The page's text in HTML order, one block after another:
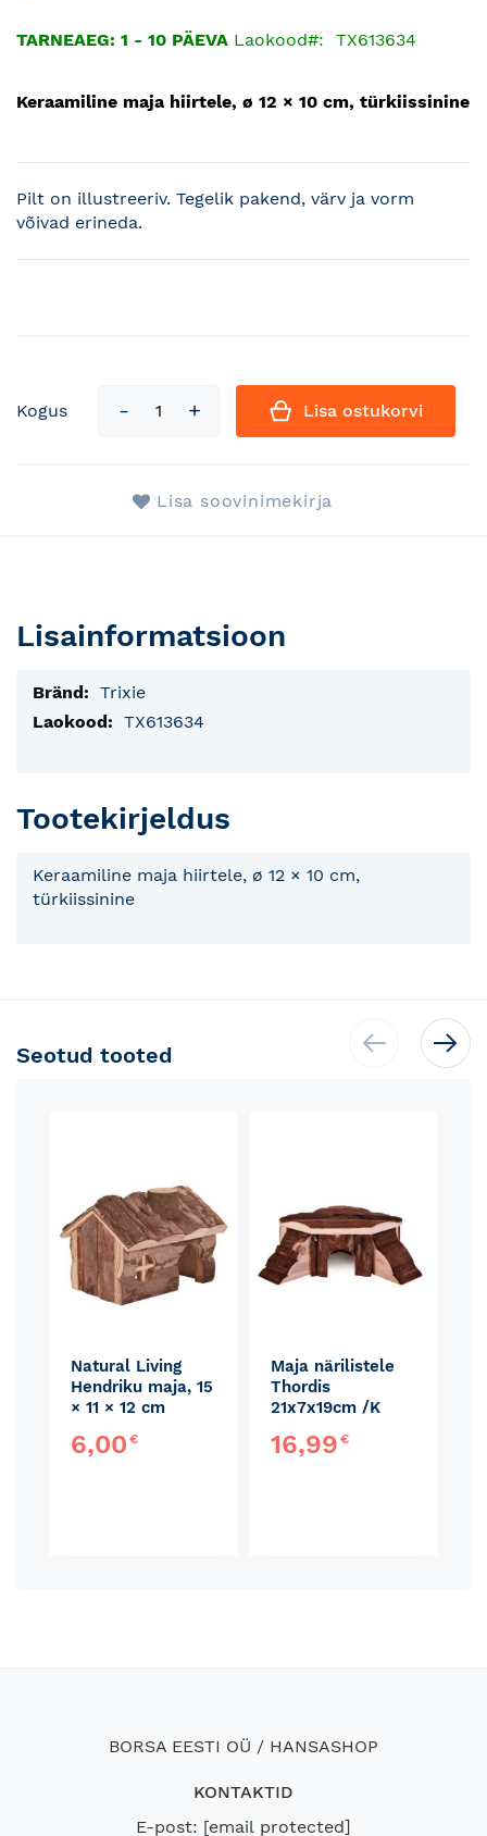
gallery
TARNEAEG: 1 - 10 PÄEVA Laokood TX613634
Keraamiline maja hiirtele, ø 12 × 10 cm, türkiissinine
Pilt on illustreeriv. Tegelik pakend, värv ja vorm
võivad erineda.
Kogus Lisa ostukorvi
Lisa soovinimekirja
Lisainformatsioon
Lisainfo Trixie
TX613634
Tootekirjeldus
Keraamiline maja hiirtele, ø 12 × 10 cm,
türkiissinine
Seotud tooted
Natural Living
Hendriku maja, 15
× 11 × 12 cm
6,00€
Maja närilistele
Thordis
21x7x19cm /K
16,99€
BORSA EESTI OÜ / HANSASHOP
KONTAKTID
E-post: [email protected]